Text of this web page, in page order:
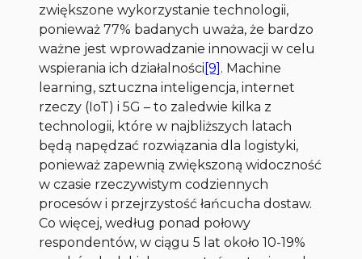
zwiększone wykorzystanie technologii,
ponieważ 77% badanych uważa, że bardzo
ważne jest wprowadzanie innowacji w celu
wspierania ich działalności [9] . Machine
learning, sztuczna inteligencja, internet
rzeczy (IoT) i 5G – to zaledwie kilka z
technologii, które w najbliższych latach
będą napędzać rozwiązania dla logistyki,
ponieważ zapewnią zwiększoną widoczność
w czasie rzeczywistym codziennych
procesów i przejrzystość łańcucha dostaw.
Co więcej, według ponad połowy
respondentów, w ciągu 5 lat około 10-19%